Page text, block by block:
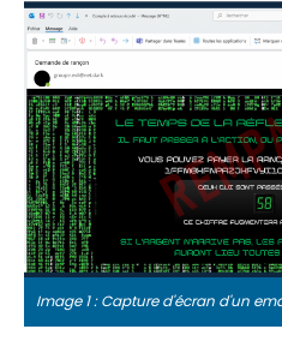
Image 1 : Capture d'écran d'un